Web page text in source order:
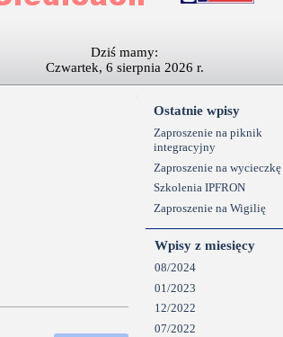
Dziś mamy:
Czwartek, 6 sierpnia 2026 r.
Ostatnie wpisy
Zaproszenie na piknik
integracyjny
Zaproszenie na wycieczkę
Szkolenia IPFRON
Zaproszenie na Wigilię
Wpisy z miesięcy
08/2024
01/2023
12/2022
07/2022